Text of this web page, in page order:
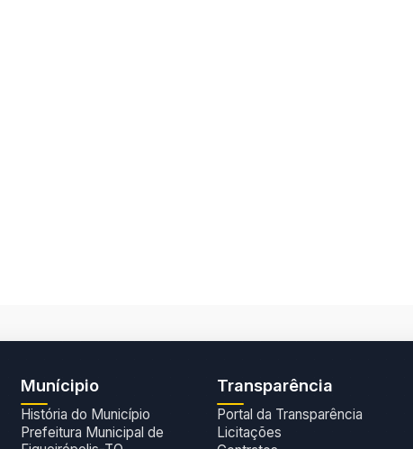
Munícipio
História do Município
Prefeitura Municipal de
Transparência
Portal da Transparência
Licitações